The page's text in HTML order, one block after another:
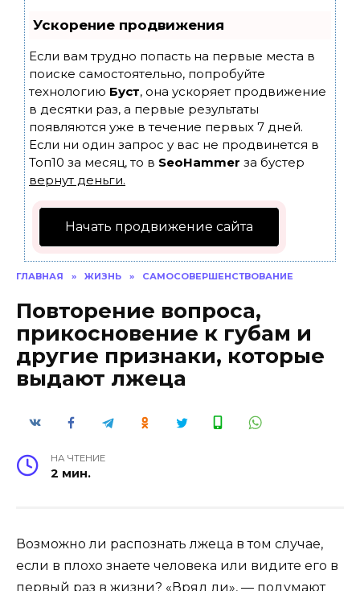
Ускорение продвижения
Если вам трудно попасть на первые места в
поиске самостоятельно, попробуйте
технологию Буст, она ускоряет продвижение
в десятки раз, а первые результаты
появляются уже в течение первых 7 дней.
Если ни один запрос у вас не продвинется в
Топ10 за месяц, то в SeoHammer за бустер
вернут деньги.
Начать продвижение сайта
ГЛАВНАЯ » ЖИЗНЬ » САМОСОВЕРШЕНСТВОВАНИЕ
Повторение вопроса,
прикосновение к губам и
другие признаки, которые
выдают лжеца
НА ЧТЕНИЕ
2 мин.
Возможно ли распознать лжеца в том случае,
если в плохо знаете человека или видите его в
первый раз в жизни? «Вряд ли», — подумают